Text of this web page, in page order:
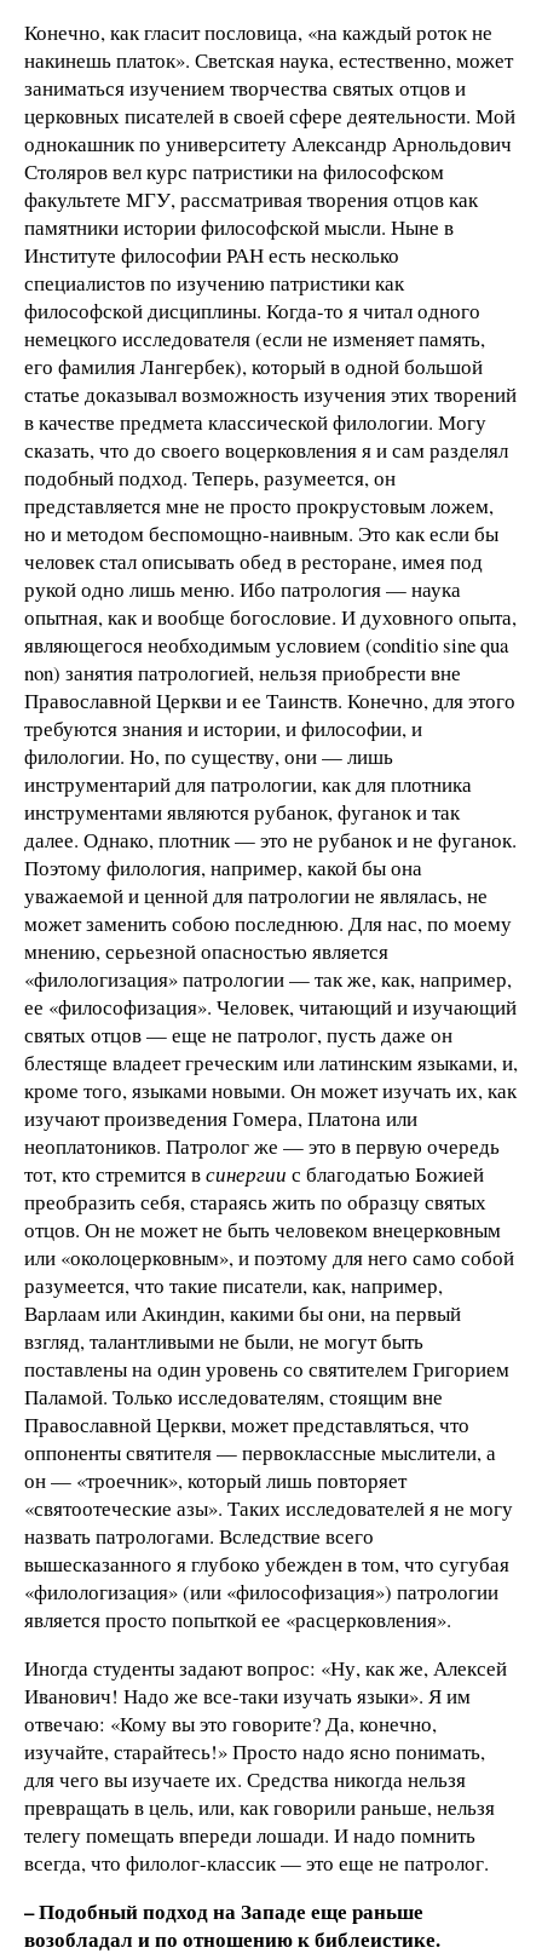
Конечно, как гласит пословица, «на каждый роток не
накинешь платок». Светская наука, естественно, может
заниматься изучением творчества святых отцов и
церковных писателей в своей сфере деятельности. Мой
однокашник по университету Александр Арнольдович
Столяров вел курс патристики на философском
факультете МГУ, рассматривая творения отцов как
памятники истории философской мысли. Ныне в
Институте философии РАН есть несколько
специалистов по изучению патристики как
философской дисциплины. Когда-то я читал одного
немецкого исследователя (если не изменяет память,
его фамилия Лангербек), который в одной большой
статье доказывал возможность изучения этих творений
в качестве предмета классической филологии. Могу
сказать, что до своего воцерковления я и сам разделял
подобный подход. Теперь, разумеется, он
представляется мне не просто прокрустовым ложем,
но и методом беспомощно-наивным. Это как если бы
человек стал описывать обед в ресторане, имея под
рукой одно лишь меню. Ибо патрология — наука
опытная, как и вообще богословие. И духовного опыта,
являющегося необходимым условием (conditio sine qua
non) занятия патрологией, нельзя приобрести вне
Православной Церкви и ее Таинств. Конечно, для этого
требуются знания и истории, и философии, и
филологии. Но, по существу, они — лишь
инструментарий для патрологии, как для плотника
инструментами являются рубанок, фуганок и так
далее. Однако, плотник — это не рубанок и не фуганок.
Поэтому филология, например, какой бы она
уважаемой и ценной для патрологии не являлась, не
может заменить собою последнюю. Для нас, по моему
мнению, серьезной опасностью является
«филологизация» патрологии — так же, как, например,
ее «философизация». Человек, читающий и изучающий
святых отцов — еще не патролог, пусть даже он
блестяще владеет греческим или латинским языками, и,
кроме того, языками новыми. Он может изучать их, как
изучают произведения Гомера, Платона или
неоплатоников. Патролог же — это в первую очередь
тот, кто стремится всинергии с благодатью Божией
преобразить себя, стараясь жить по образцу святых
отцов. Он не может не быть человеком внецерковным
или «околоцерковным», и поэтому для него само собой
разумеется, что такие писатели, как, например,
Варлаам или Акиндин, какими бы они, на первый
взгляд, талантливыми не были, не могут быть
поставлены на один уровень со святителем Григорием
Паламой. Только исследователям, стоящим вне
Православной Церкви, может представляться, что
оппоненты святителя — первоклассные мыслители, а
он — «троечник», который лишь повторяет
«святоотеческие азы». Таких исследователей я не могу
назвать патрологами. Вследствие всего
вышесказанного я глубоко убежден в том, что сугубая
«филологизация» (или «философизация») патрологии
является просто попыткой ее «расцерковления».
Иногда студенты задают вопрос: «Ну, как же, Алексей
Иванович! Надо же все-таки изучать языки». Я им
отвечаю: «Кому вы это говорите? Да, конечно,
изучайте, старайтесь!» Просто надо ясно понимать,
для чего вы изучаете их. Средства никогда нельзя
превращать в цель, или, как говорили раньше, нельзя
телегу помещать впереди лошади. И надо помнить
всегда, что филолог-классик — это еще не патролог.
– Подобный подход на Западе еще раньше
возобладал и по отношению к библеистике.